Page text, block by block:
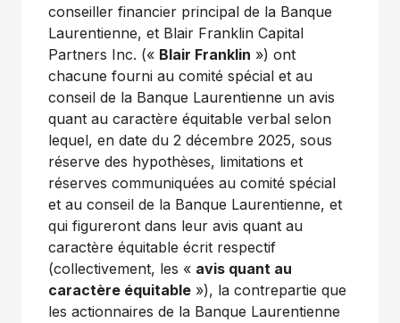
conseiller financier principal de la Banque
Laurentienne, et Blair Franklin Capital
Partners Inc. (« Blair Franklin ») ont
chacune fourni au comité spécial et au
conseil de la Banque Laurentienne un avis
quant au caractère équitable verbal selon
lequel, en date du 2 décembre 2025, sous
réserve des hypothèses, limitations et
réserves communiquées au comité spécial
et au conseil de la Banque Laurentienne, et
qui figureront dans leur avis quant au
caractère équitable écrit respectif
(collectivement, les « avis quant au
caractère équitable »), la contrepartie que
les actionnaires de la Banque Laurentienne